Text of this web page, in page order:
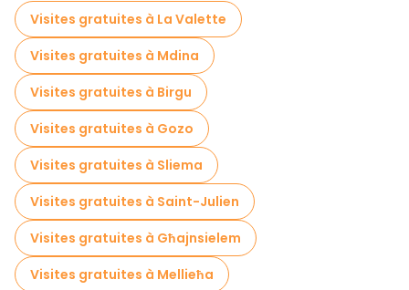
Visites gratuites à La Valette
Visites gratuites à Mdina
Visites gratuites à Birgu
Visites gratuites à Gozo
Visites gratuites à Sliema
Visites gratuites à Saint-Julien
Visites gratuites à Għajnsielem
Visites gratuites à Mellieħa